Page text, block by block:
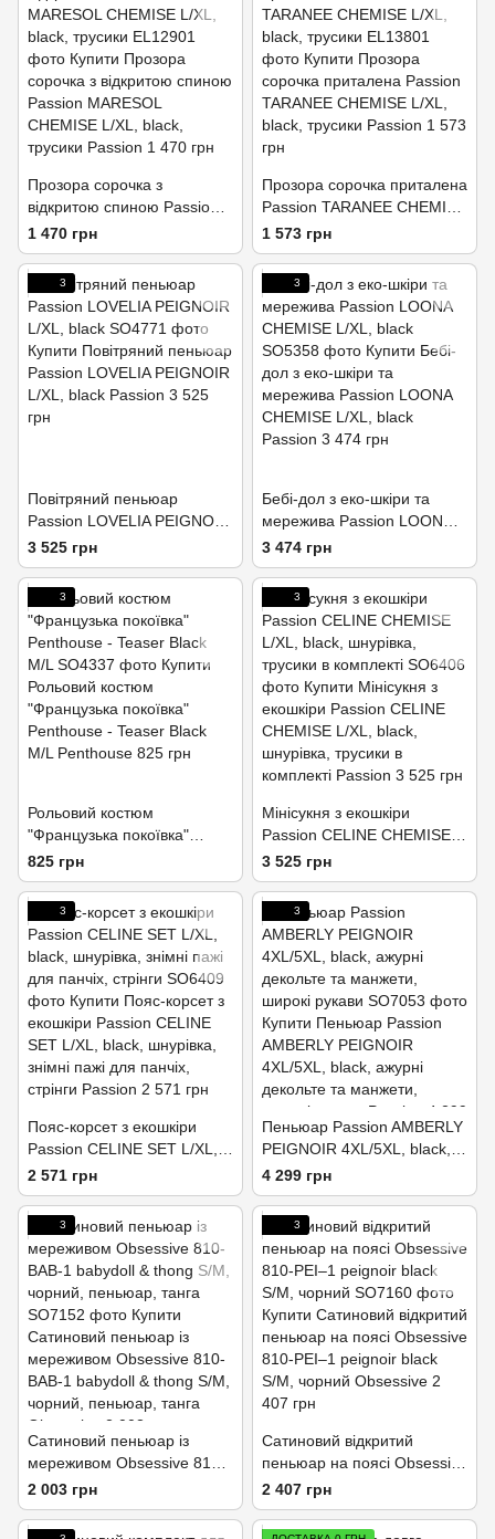
Прозора сорочка з
відкритою спиною Passion
MARESOL CHEMISE L/XL,
black, трусики
1 470 грн
Прозора сорочка приталена
Passion TARANEE CHEMISE
L/XL, black, трусики
1 573 грн
3
Повітряний пеньюар
Passion LOVELIA PEIGNOIR
L/XL, black
3 525 грн
3
Бебі-дол з еко-шкіри та
мережива Passion LOONA
CHEMISE L/XL, black
3 474 грн
3
Рольовий костюм
"Французька покоївка"
Penthouse - Teaser Black
M/L
825 грн
3
Мінісукня з екошкіри
Passion CELINE CHEMISE
L/XL, black, шнурівка,
трусики в комплекті
3 525 грн
3
Пояс-корсет з екошкіри
Passion CELINE SET L/XL,
black, шнурівка, знімні пажі
для панчіх, стрінги
2 571 грн
3
Пеньюар Passion AMBERLY
PEIGNOIR 4XL/5XL, black,
ажурні декольте та
манжети, широкі рукави
4 299 грн
3
Сатиновий пеньюар із
мереживом Obsessive 810-
BAB-1 babydoll & thong S/M,
чорний, пеньюар, танга
2 003 грн
3
Сатиновий відкритий
пеньюар на поясі Obsessive
810-PEI–1 peignoir black
S/M, чорний
2 407 грн